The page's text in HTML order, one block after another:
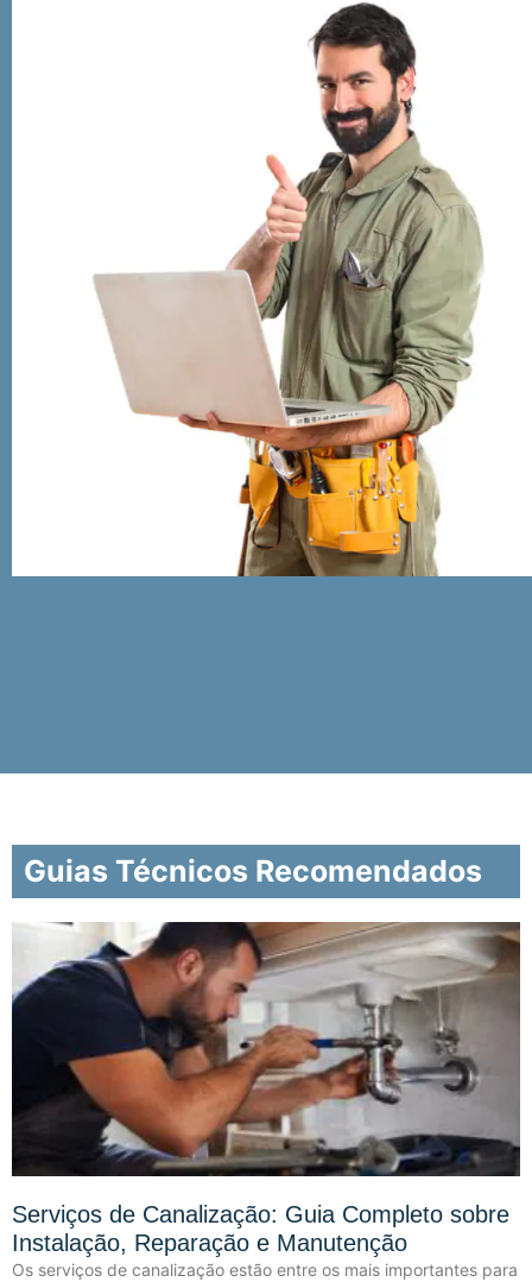
Guias Técnicos Recomendados
Serviços de Canalização: Guia Completo sobre
Instalação, Reparação e Manutenção
Os serviços de canalização estão entre os mais importantes para